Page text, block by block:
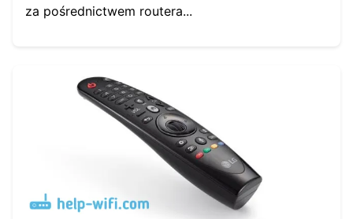
za pośrednictwem routera...